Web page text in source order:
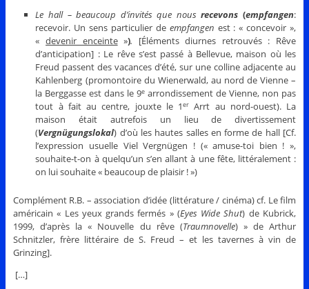
Le hall – beaucoup d’invités que nousrecevons (empfangen:
recevoir. Un sens particulier de empfangen est : « concevoir »,
«devenir enceinte»). [Éléments diurnes retrouvés : Rêve
d’anticipation] : Le rêve s’est passé à Bellevue, maison où les
Freud passent des vacances d’été, sur une colline adjacente au
Kahlenberg (promontoire du Wienerwald, au nord de Vienne –
la Berggasse est dans le 9e arrondissement de Vienne, non pas
tout à fait au centre, jouxte le 1er Arrt au nord-ouest). La
maison était autrefois un lieu de divertissement
(Vergnügungslokal) d’où les hautes salles en forme de hall [Cf.
l’expression usuelle Viel Vergnügen ! (« amuse-toi bien ! »,
souhaite-t-on à quelqu’un s’en allant à une fête, littéralement :
on lui souhaite « beaucoup de plaisir ! »)
Complément R.B. – association d’idée (littérature / cinéma) cf. Le film
américain « Les yeux grands fermés » (Eyes Wide Shut) de Kubrick,
1999, d’après la « Nouvelle du rêve (Traumnovelle) » de Arthur
Schnitzler, frère littéraire de S. Freud – et les tavernes à vin de
Grinzing].
[…]